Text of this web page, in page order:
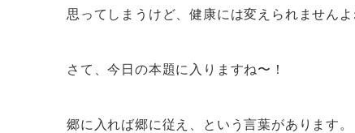
思ってしまうけど、健康には変えられませんよ
さて、今日の本題に入りますね〜！
郷に入れば郷に従え、という言葉があります。